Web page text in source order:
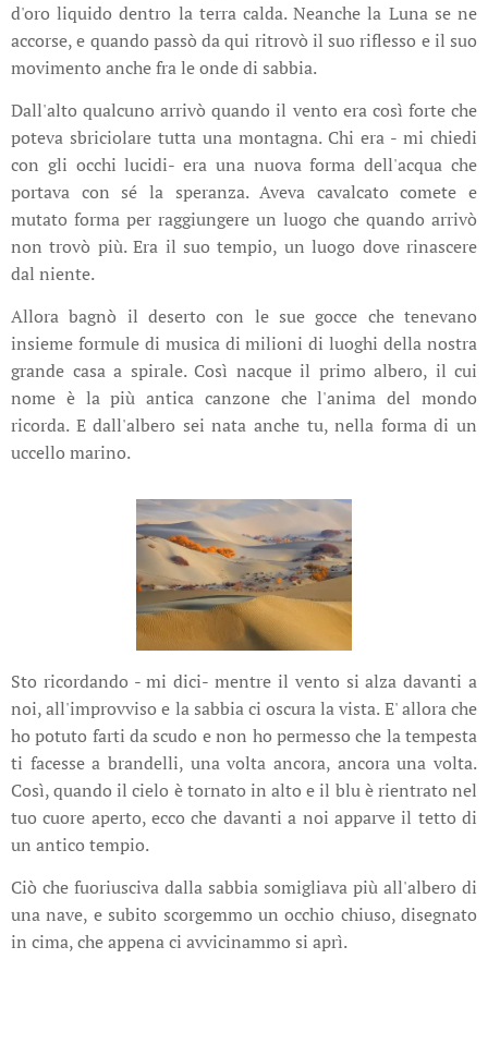
d'oro liquido dentro la terra calda. Neanche la Luna se ne
accorse, e quando passò da qui ritrovò il suo riflesso e il suo
movimento anche fra le onde di sabbia.
Dall'alto qualcuno arrivò quando il vento era così forte che
poteva sbriciolare tutta una montagna. Chi era - mi chiedi
con gli occhi lucidi- era una nuova forma dell'acqua che
portava con sé la speranza. Aveva cavalcato comete e
mutato forma per raggiungere un luogo che quando arrivò
non trovò più. Era il suo tempio, un luogo dove rinascere
dal niente.
Allora bagnò il deserto con le sue gocce che tenevano
insieme formule di musica di milioni di luoghi della nostra
grande casa a spirale. Così nacque il primo albero, il cui
nome è la più antica canzone che l'anima del mondo
ricorda. E dall'albero sei nata anche tu, nella forma di un
uccello marino.
Sto ricordando - mi dici- mentre il vento si alza davanti a
noi, all'improvviso e la sabbia ci oscura la vista. E' allora che
ho potuto farti da scudo e non ho permesso che la tempesta
ti facesse a brandelli, una volta ancora, ancora una volta.
Così, quando il cielo è tornato in alto e il blu è rientrato nel
tuo cuore aperto, ecco che davanti a noi apparve il tetto di
un antico tempio.
Ciò che fuoriusciva dalla sabbia somigliava più all'albero di
una nave, e subito scorgemmo un occhio chiuso, disegnato
in cima, che appena ci avvicinammo si aprì.